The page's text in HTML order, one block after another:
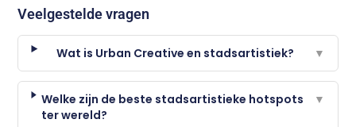
Veelgestelde vragen
Wat is Urban Creative en stadsartistiek? ▼
Welke zijn de beste stadsartistieke hotspots
ter wereld?
▼